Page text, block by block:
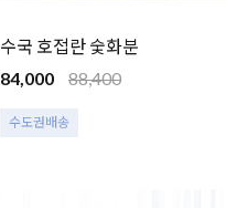
수국 호접란 숯화분
84,000
88,400
수도권배송